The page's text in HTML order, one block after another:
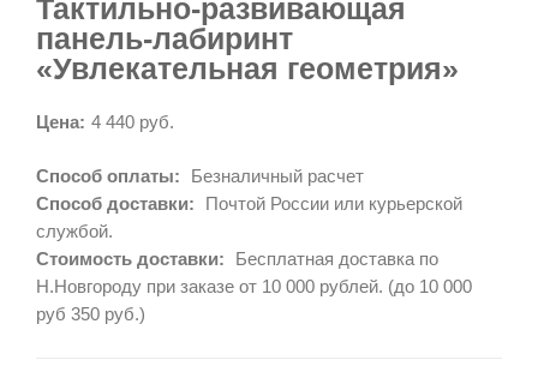
Тактильно-развивающая
панель-лабиринт
«Увлекательная геометрия»
Цена: 4 440 руб.
Способ оплаты:
Безналичный расчет
Способ доставки:
Почтой России или курьерской
службой.
Стоимость доставки:
Бесплатная доставка по
Н.Новгороду при заказе от 10 000 рублей. (до 10 000
руб 350 руб.)